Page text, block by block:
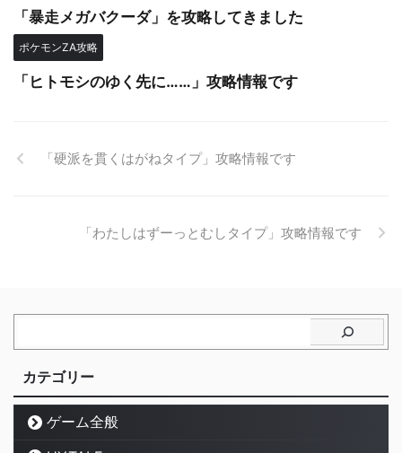
「暴走メガバクーダ」を攻略してきました
ポケモンZA攻略
「ヒトモシのゆく先に……」攻略情報です
「硬派を貫くはがねタイプ」攻略情報です
「わたしはずーっとむしタイプ」攻略情報です
カテゴリー
ゲーム全般